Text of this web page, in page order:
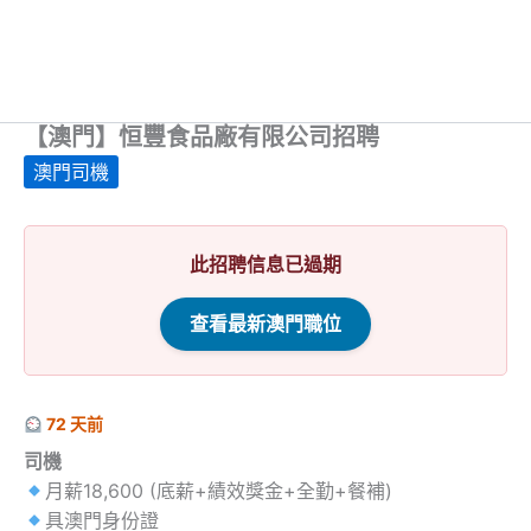
【澳門】恒豐食品廠有限公司招聘
澳門司機
此招聘信息已過期
查看最新澳門職位
72 天前
司機
月薪18,600 (底薪+績效獎金+全勤+餐補)
具澳門身份證